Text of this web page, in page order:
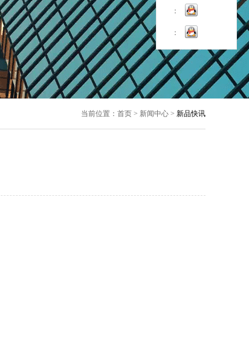
当前位置：首页 > 新闻中心 > 新品快讯
：
：